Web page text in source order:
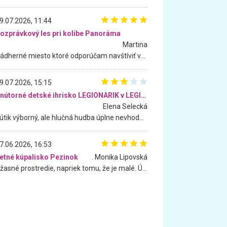
11:44
les pri kolibe Panoráma
Martina
15:15
Vnútorné detské ihrisko LEGIONARIK v LEGIA Fitness
Elena Selecká
16:53
kúpalisko Pezinok
. Monika Lipovská